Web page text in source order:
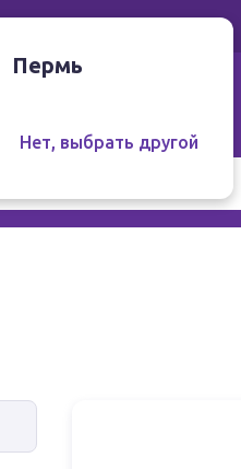
Пермь
Нет, выбрать другой